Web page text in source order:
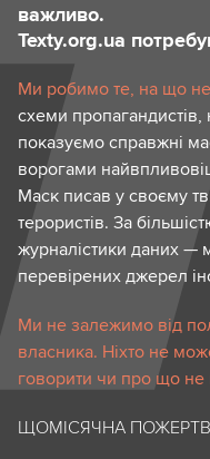
важливо.
Texty.org.ua
Ми робимо те, на що
схеми
показуємо справжні
ворогами
Маск писав у своєму
терористів. За
журналістики даних —
перевірених джерел
Ми не залежимо від
власника. Ніхто не
говорити чи про що не
ЩОМІСЯЧНА